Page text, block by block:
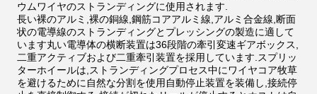
ウムワイヤのストランディングに使用されます.
長い裸のアルミ,裸の銅線,鋼筋コアアルミ線,アルミ合金線,断面
状の電導線のストランディングとプレッシングの製造に適して
います丸い電導体の横断装置は36段階の牽引変速ギアボックス,
二重アクティブおよび二重牽引装置を採用しています.スプリッ
ターホイールは,ストランディングプロセス中にワイヤコア牧草
を避けるために自然な分割を使用自動停止装置を装備し,接続停